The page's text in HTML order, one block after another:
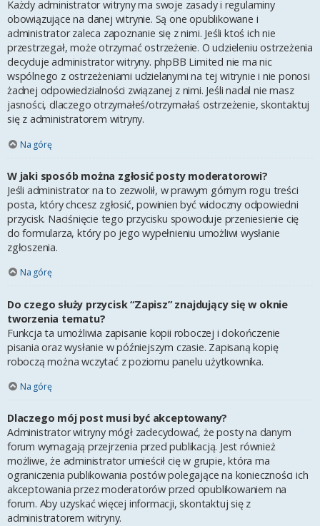
Każdy administrator witryny ma swoje zasady i regulaminy
obowiązujące na danej witrynie. Są one opublikowane i
administrator zaleca zapoznanie się z nimi. Jeśli ktoś ich nie
przestrzegał, może otrzymać ostrzeżenie. O udzieleniu ostrzeżenia
decyduje administrator witryny. phpBB Limited nie ma nic
wspólnego z ostrzeżeniami udzielanymi na tej witrynie i nie ponosi
żadnej odpowiedzialności związanej z nimi. Jeśli nadal nie masz
jasności, dlaczego otrzymałeś/otrzymałaś ostrzeżenie, skontaktuj
się z administratorem witryny.
Na górę
W jaki sposób można zgłosić posty moderatorowi?
Jeśli administrator na to zezwolił, w prawym górnym rogu treści
posta, który chcesz zgłosić, powinien być widoczny odpowiedni
przycisk. Naciśnięcie tego przycisku spowoduje przeniesienie cię
do formularza, który po jego wypełnieniu umożliwi wysłanie
zgłoszenia.
Na górę
Do czego służy przycisk “Zapisz” znajdujący się w oknie
tworzenia tematu?
Funkcja ta umożliwia zapisanie kopii roboczej i dokończenie
pisania oraz wysłanie w późniejszym czasie. Zapisaną kopię
roboczą można wczytać z poziomu panelu użytkownika.
Na górę
Dlaczego mój post musi być akceptowany?
Administrator witryny mógł zadecydować, że posty na danym
forum wymagają przejrzenia przed publikacją. Jest również
możliwe, że administrator umieścił cię w grupie, która ma
ograniczenia publikowania postów polegające na konieczności ich
akceptowania przez moderatorów przed opublikowaniem na
forum. Aby uzyskać więcej informacji, skontaktuj się z
administratorem witryny.